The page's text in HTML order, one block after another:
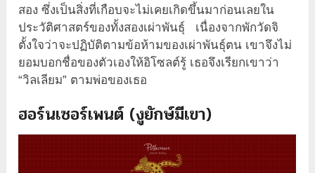
สอง ซึ่งเป็นสิ่งที่เกือบจะไม่เคยเกิดขึ้นมาก่อนเลยใน
ประวัติศาสตร์ของทั้งสองเผ่าพันธุ์ เนื่องจากพักวัดจิ
ตั้งใจว่าจะปฏิบัติตามข้อห้ามของเผ่าพันธุ์ตน เขาจึงไม่
ยอมบอกชื่อของตัวเองให้อิโซลต์รู้ เธอจึงเรียกเขาว่า
“วิลเลียม” ตามพ่อของเธอ
ฮอร์นเซอร์เพนต์ (งูยักษ์มีเขา)